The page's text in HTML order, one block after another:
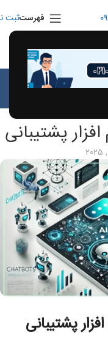
فهرستثبت
پشتیبانی
پشتیبانی